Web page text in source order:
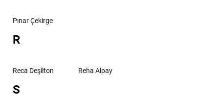
Pınar Çekirge
R
Reca Deşilton Reha Alpay
S